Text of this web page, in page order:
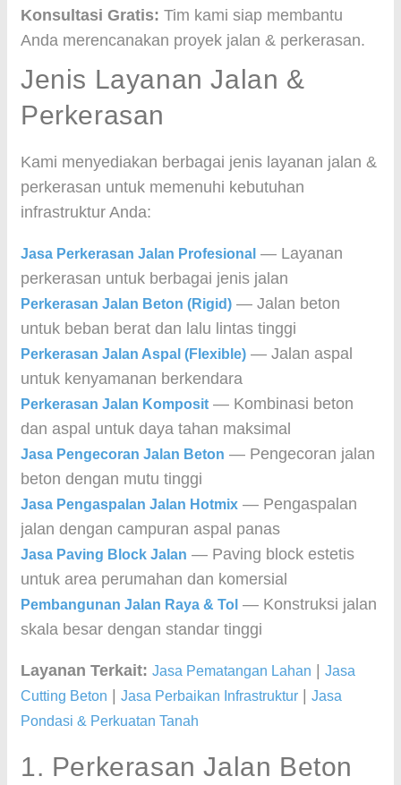
Konsultasi Gratis: Tim kami siap membantu
Anda merencanakan proyek jalan & perkerasan.
Jenis Layanan Jalan &
Perkerasan
Kami menyediakan berbagai jenis layanan jalan &
perkerasan untuk memenuhi kebutuhan
infrastruktur Anda:
Jasa Perkerasan Jalan Profesional — Layanan
perkerasan untuk berbagai jenis jalan
Perkerasan Jalan Beton (Rigid) — Jalan beton
untuk beban berat dan lalu lintas tinggi
Perkerasan Jalan Aspal (Flexible) — Jalan aspal
untuk kenyamanan berkendara
Perkerasan Jalan Komposit — Kombinasi beton
dan aspal untuk daya tahan maksimal
Jasa Pengecoran Jalan Beton — Pengecoran jalan
beton dengan mutu tinggi
Jasa Pengaspalan Jalan Hotmix — Pengaspalan
jalan dengan campuran aspal panas
Jasa Paving Block Jalan — Paving block estetis
untuk area perumahan dan komersial
Pembangunan Jalan Raya & Tol — Konstruksi jalan
skala besar dengan standar tinggi
Layanan Terkait: Jasa Pematangan Lahan
Jasa
Cutting Beton
Jasa Perbaikan Infrastruktur
Jasa
Pondasi & Perkuatan Tanah
1. Perkerasan Jalan Beton